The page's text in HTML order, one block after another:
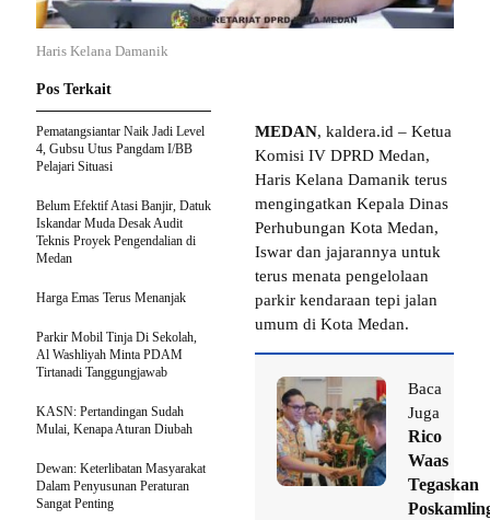
Haris Kelana Damanik
MEDAN, kaldera.id – Ketua
Komisi IV DPRD Medan,
Haris Kelana Damanik terus
mengingatkan Kepala Dinas
Perhubungan Kota Medan,
Iswar dan jajarannya untuk
terus menata pengelolaan
parkir kendaraan tepi jalan
umum di Kota Medan.
Baca
Juga
Rico
Waas
Tegaskan
Pos Terkait
Pematangsiantar Naik Jadi Level
4, Gubsu Utus Pangdam I/BB
Pelajari Situasi
Belum Efektif Atasi Banjir, Datuk
Iskandar Muda Desak Audit
Teknis Proyek Pengendalian di
Medan
Harga Emas Terus Menanjak
Parkir Mobil Tinja Di Sekolah,
Al Washliyah Minta PDAM
Tirtanadi Tanggungjawab
KASN: Pertandingan Sudah
Mulai, Kenapa Aturan Diubah
Dewan: Keterlibatan Masyarakat
Dalam Penyusunan Peraturan
Sangat Penting